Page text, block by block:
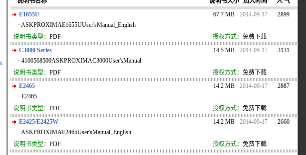
E1655U
67.7 MB 2014-09-17
2899
· ASKPROXIMAE1655UUser'sManual_English
说明书类型： PDF 授权方式： 免费下载
C3000 Series
14.5 MB 2014-09-17
3131
· 4100568500ASKPROXIMAC3000User'sManual
说明书类型： PDF 授权方式： 免费下载
E2465
14.2 MB 2014-09-17
2887
· E2465
说明书类型： PDF 授权方式： 免费下载
E2425/E2425W
14.2 MB 2014-09-17
2660
· ASKPROXIMAE2465User'sManual_English
说明书类型： PDF 授权方式： 免费下载